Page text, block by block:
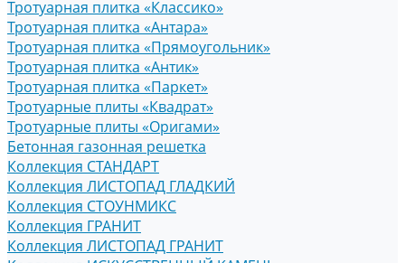
Тротуарная плитка «Классико»
Тротуарная плитка «Антара»
Тротуарная плитка «Прямоугольник»
Тротуарная плитка «Антик»
Тротуарная плитка «Паркет»
Тротуарные плиты «Квадрат»
Тротуарные плиты «Оригами»
Бетонная газонная решетка
Коллекция СТАНДАРТ
Коллекция ЛИСТОПАД ГЛАДКИЙ
Коллекция СТОУНМИКС
Коллекция ГРАНИТ
Коллекция ЛИСТОПАД ГРАНИТ